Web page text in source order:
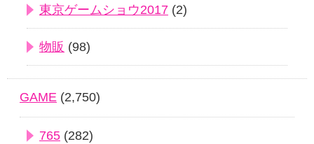
東京ゲームショウ2017 (2)
物販 (98)
GAME (2,750)
765 (282)